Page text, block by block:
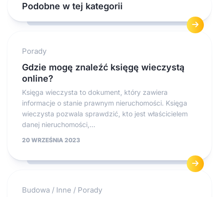
Podobne w tej kategorii
Porady
Gdzie mogę znaleźć księgę wieczystą
online?
Księga wieczysta to dokument, który zawiera
informacje o stanie prawnym nieruchomości. Księga
wieczysta pozwala sprawdzić, kto jest właścicielem
danej nieruchomości,...
20 WRZEŚNIA 2023
Budowa / Inne / Porady